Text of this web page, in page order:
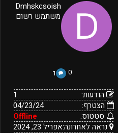
הודעות:
הצטרף:
סטטוס:
Offline
נראה
לאחרונה:
אפריל
Dmhskcsoish
משתמש רשום
0
1
הודעות:
1
הצטרף:
04/23/24
סטטוס:
Offline
נראה לאחרונה:אפריל 23, 2024